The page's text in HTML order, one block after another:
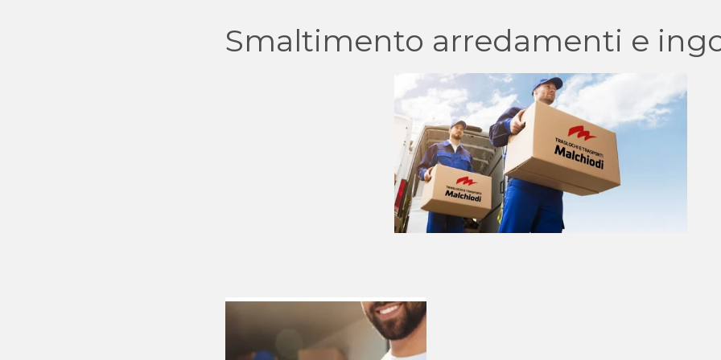
Smaltimento arredamenti e